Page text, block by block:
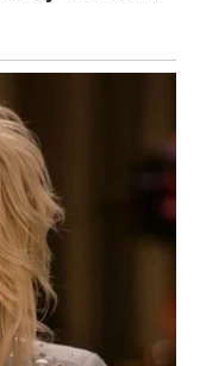
s najboljim